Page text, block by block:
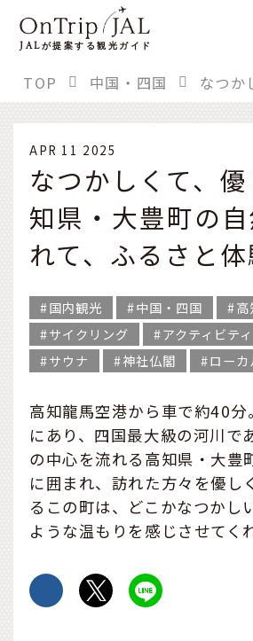
JALが提案する観光ガイド
TOP 中国・四国
APR 11 2025
なつかしくて、
知県・大豊町の
れて、ふるさと体
国内観光 中国・四国 高
サイクリング
アクティビティ
サウナ
神社仏閣 ローカ
高知龍馬空港から車で約40分
にあり、四国最大級の河川で
の中心を流れる高知県・大豊
に囲まれ、訪れた方々を優し
るこの町は、どこかなつかし
ような温もりを感じさせてく